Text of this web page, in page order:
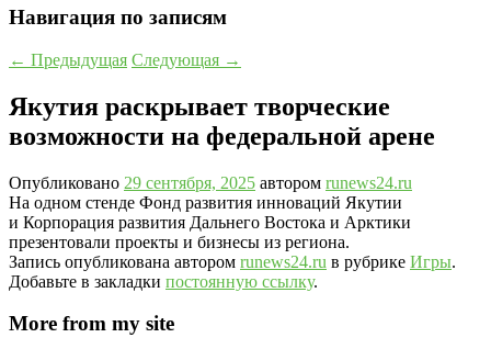
Навигация по записям
← Предыдущая Следующая →
Якутия раскрывает творческие
возможности на федеральной арене
Опубликовано 29 сентября, 2025 автором runews24.ru
На одном стенде Фонд развития инноваций Якутии
и Корпорация развития Дальнего Востока и Арктики
презентовали проекты и бизнесы из региона.
Запись опубликована автором runews24.ru в рубрике Игры.
Добавьте в закладки постоянную ссылку.
More from my site